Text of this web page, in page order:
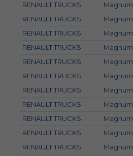
RENAULT TRUCKS
Magnum
RENAULT TRUCKS
Magnum
RENAULT TRUCKS
Magnum
RENAULT TRUCKS
Magnum
RENAULT TRUCKS
Magnum
RENAULT TRUCKS
Magnum
RENAULT TRUCKS
Magnum
RENAULT TRUCKS
Magnum
RENAULT TRUCKS
Magnum
RENAULT TRUCKS
Magnum
RENAULT TRUCKS
Magnum